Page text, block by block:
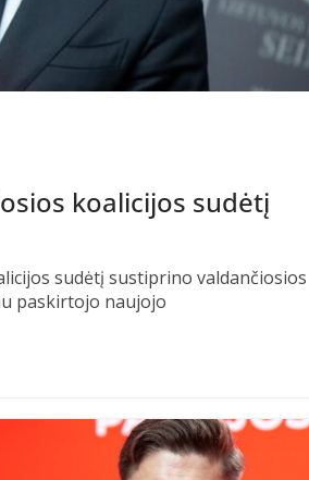
koalicijos sudėtį
sudėtį sustiprino valdančiosios
paskirtojo naujojo